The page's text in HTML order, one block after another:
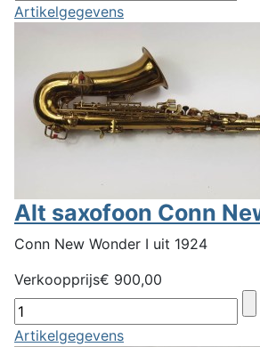
Artikelgegevens
Alt saxofoon Conn
Conn New Wonder I uit 1924
Verkoopprijs€ 900,00
Artikelgegevens